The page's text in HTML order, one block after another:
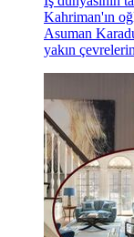
Kahriman'ın
Asuman
yakın